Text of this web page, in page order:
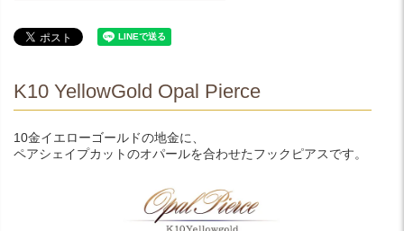
K10 YellowGold Opal Pierce
10金イエローゴールドの地金に、
ペアシェイプカットのオパールを合わせたフックピアスです。